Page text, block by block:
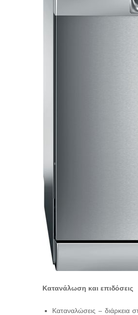
Κατανάλωση και επιδόσεις
Καταναλώσεις – διάρκεια